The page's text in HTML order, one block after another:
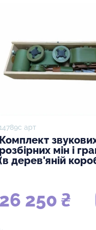
14789с арт
Комплект
розбірних мін і
дерев'яній
26 250 ₴